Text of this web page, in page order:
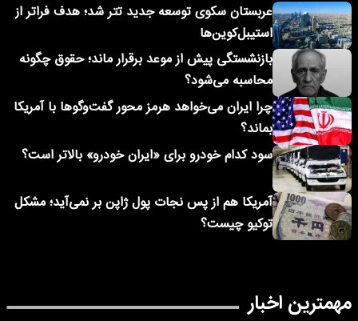
عربستان سکوی توسعه جدید تتر شد؛ هدف فراتر از
استیبل‌کوین‌ها
بازنشستگی پیش از موعد برقرار ماند؛ حقوق چگونه
محاسبه می‌شود؟
چرا ایران می‌خواهد هرمز محور گفت‌وگوها با آمریکا
بماند؟
سود کدام خودرو برای «ایران خودرو» بالاتر است؟
آمریکا هم از پس نجات پول ژاپن بر نمی‌آید؛ مشکل
توکیو چیست؟
مهمترین اخبار